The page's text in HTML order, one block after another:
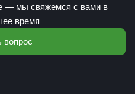
— мы свяжемся с вами в
время
вопрос